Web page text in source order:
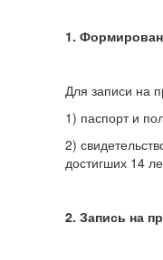
1.
Для записи на
1) паспорт и
2)
достигших 14
2. Запись на